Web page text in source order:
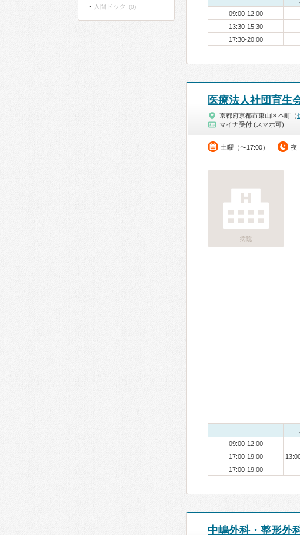
09:00-12:00
13:30-15:30
17:30-20:00
医療法人社団育生
京都府京都市東山区本町（
マイナ受付 (スマホ可)
土曜（〜17:00） 夜
病院
09:00-12:00
17:00-19:00
17:00-19:00
中嶋外科・整形外
人間ドック (0)